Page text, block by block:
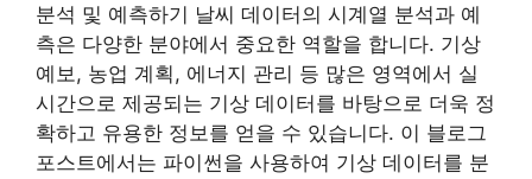
분석 및 예측하기 날씨 데이터의 시계열 분석과 예
측은 다양한 분야에서 중요한 역할을 합니다. 기상
예보, 농업 계획, 에너지 관리 등 많은 영역에서 실
시간으로 제공되는 기상 데이터를 바탕으로 더욱 정
확하고 유용한 정보를 얻을 수 있습니다. 이 블로그
포스트에서는 파이썬을 사용하여 기상 데이터를 분